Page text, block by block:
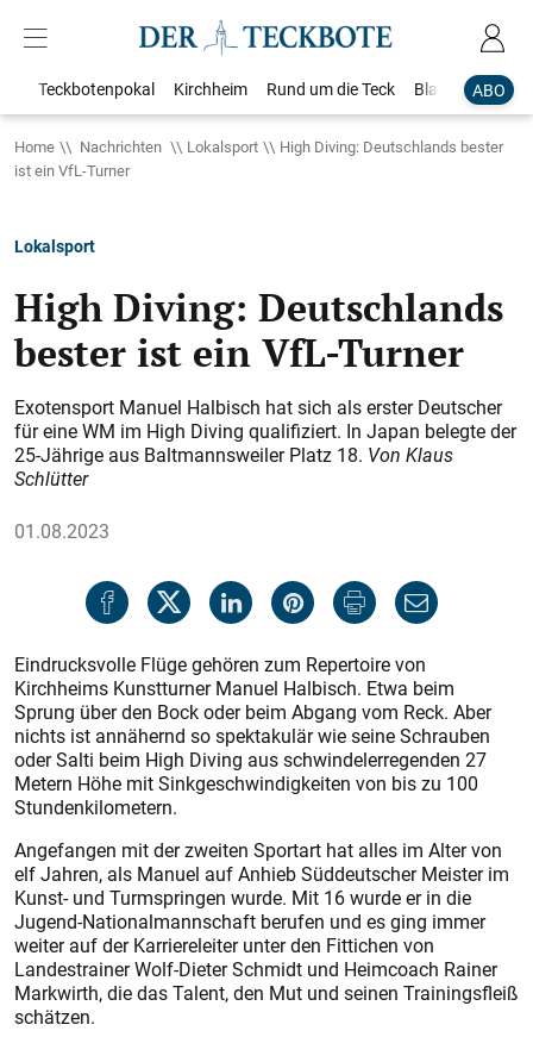
ABO
Teckbotenpokal Kirchheim Rund um die Teck Blaulicht
Home Nachrichten Lokalsport
High Diving: Deutschlands bester
ist ein VfL-Turner
Lokalsport
High Diving: Deutschlands
bester ist ein VfL-Turner
Exotensport Manuel Halbisch hat sich als erster Deutscher
für eine WM im High Diving qualifiziert. In Japan belegte der
25-Jährige aus Baltmannsweiler Platz 18. Von Klaus
Schlütter
01.08.2023
Eindrucksvolle Flüge gehören zum Repertoire von
Kirchheims Kunstturner Manuel Halbisch. Etwa beim
Sprung über den Bock oder beim Abgang vom Reck. Aber
nichts ist annähernd so spektakulär wie seine Schrauben
oder Salti beim High Diving aus schwindelerregenden 27
Metern Höhe mit Sinkgeschwindigkeiten von bis zu 100
Stundenkilometern.
Angefangen mit der zweiten Sportart hat alles im Alter von
elf Jahren, als Manuel auf Anhieb Süddeutscher Meister im
Kunst- und Turmspringen wurde. Mit 16 wurde er in die
Jugend-Nationalmannschaft berufen und es ging immer
weiter auf der Karriereleiter unter den Fittichen von
Landestrainer Wolf-Dieter Schmidt und Heimcoach Rainer
Mark­wirth, die das Talent, den Mut und seinen Trainingsfleiß
schätzen.